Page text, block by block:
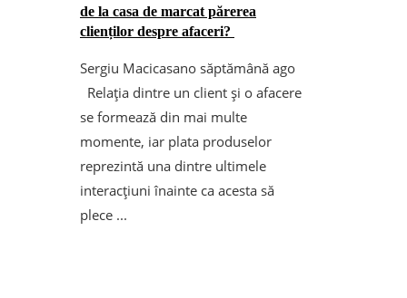
de la casa de marcat părerea
clienților despre afaceri?
Sergiu Macicasano săptămână ago
Relația dintre un client și o afacere
se formează din mai multe
momente, iar plata produselor
reprezintă una dintre ultimele
interacțiuni înainte ca acesta să
plece ...